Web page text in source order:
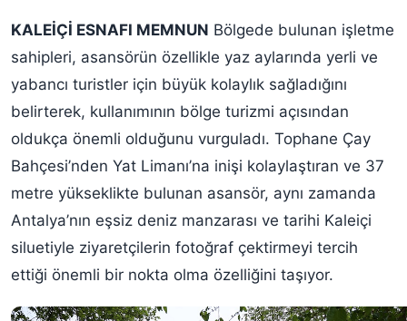
KALEİÇİ ESNAFI MEMNUN Bölgede bulunan işletme
sahipleri, asansörün özellikle yaz aylarında yerli ve
yabancı turistler için büyük kolaylık sağladığını
belirterek, kullanımının bölge turizmi açısından
oldukça önemli olduğunu vurguladı. Tophane Çay
Bahçesi’nden Yat Limanı’na inişi kolaylaştıran ve 37
metre yükseklikte bulunan asansör, aynı zamanda
Antalya’nın eşsiz deniz manzarası ve tarihi Kaleiçi
siluetiyle ziyaretçilerin fotoğraf çektirmeyi tercih
ettiği önemli bir nokta olma özelliğini taşıyor.